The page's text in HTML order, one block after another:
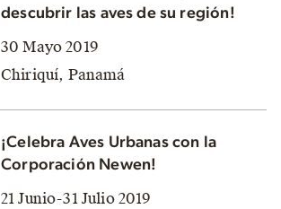
descubrir las aves de su región!
30 Mayo 2019
Chiriquí, Panamá
¡Celebra Aves Urbanas con la
Corporación Newen!
21 Junio-31 Julio 2019